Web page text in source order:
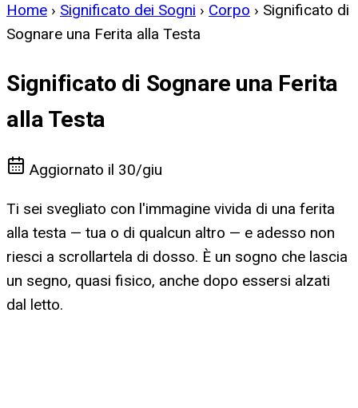
Home › Significato dei Sogni › Corpo › Significato di
Sognare una Ferita alla Testa
Significato di Sognare una Ferita
alla Testa
Aggiornato il 30/giu
Ti sei svegliato con l'immagine vivida di una ferita
alla testa — tua o di qualcun altro — e adesso non
riesci a scrollartela di dosso. È un sogno che lascia
un segno, quasi fisico, anche dopo essersi alzati
dal letto.